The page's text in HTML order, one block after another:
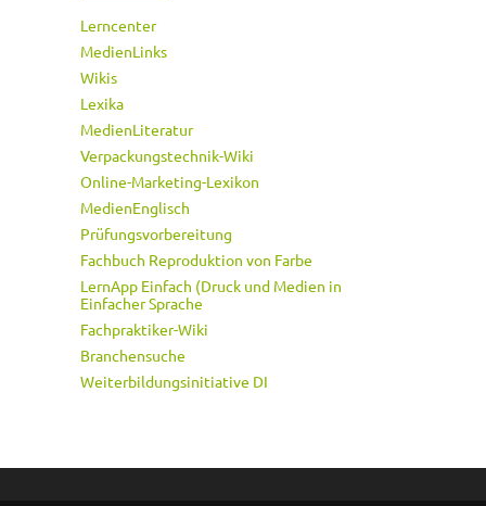
Lerncenter
MedienLinks
Wikis
Lexika
MedienLiteratur
Verpackungstechnik-Wiki
Online-Marketing-Lexikon
MedienEnglisch
Prüfungsvorbereitung
Fachbuch Reproduktion von Farbe
LernApp Einfach (Druck und Medien in
Einfacher Sprache
Fachpraktiker-Wiki
Branchensuche
Weiterbildungsinitiative DI